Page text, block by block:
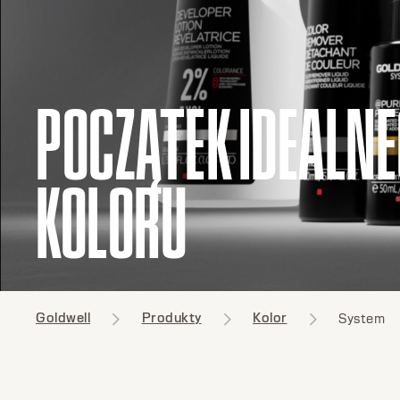
POCZĄTEK
KOLORU
Goldwell Produkty Kolor System